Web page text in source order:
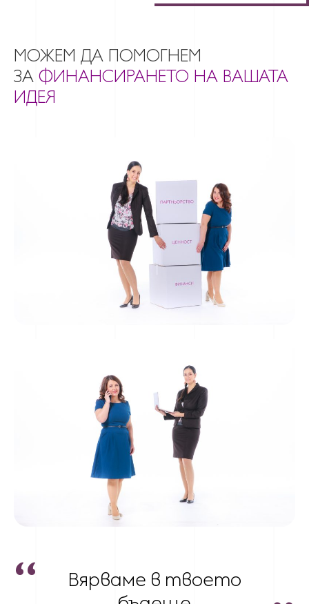
МОЖЕМ ДА ПОМОГНЕМ
ЗА ФИНАНСИРАНЕТО НА ВАШАТА
ИДЕЯ
Вярваме в твоето